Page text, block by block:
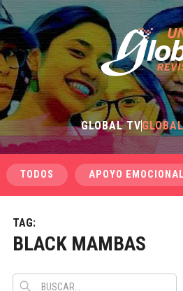
GLOBAL TV
TODOS APOYO EMOCIONAL
TAG:
BLACK MAMBAS